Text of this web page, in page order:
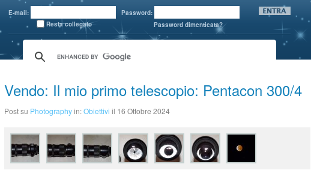
E-mail:
Password:
Resta collegato
Password dimenticata?
Vendo: Il mio primo telescopio: Pentacon 300/4
Post su Photographyin:Obiettivi il 16 Ottobre 2024